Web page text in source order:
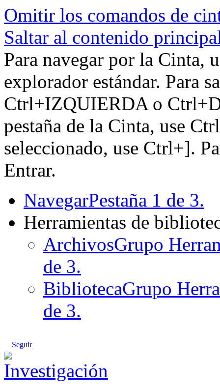
Omitir los comandos de
Saltar al contenido
Para navegar por la Cinta,
explorador estándar. Para
Ctrl+IZQUIERDA o
pestaña de la Cinta, use
seleccionado, use Ctrl+].
Entrar.
NavegarPestaña 1 de 3.
Herramientas de
ArchivosGrupo
de 3.
BibliotecaGrupo
de 3.
Seguir